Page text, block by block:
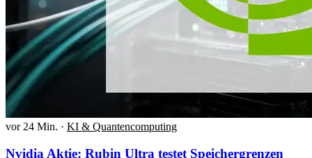
vor 24 Min. · KI & Quantencomputing
Nvidia Aktie: Rubin Ultra testet Speichergrenzen